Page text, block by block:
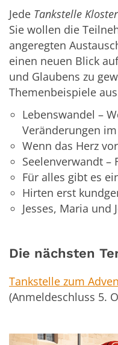
Jede Tankstelle Kloster
Sie wollen die
angeregten
einen neuen Blick
und Glaubens zu
Themenbeispiele
Lebenswandel –
Veränderungen
Wenn das Herz
Seelenverwandt –
Für alles gibt es
Hirten erst
Jesses, Maria und
Die nächsten
Tankstelle zum
(Anmeldeschluss 5.